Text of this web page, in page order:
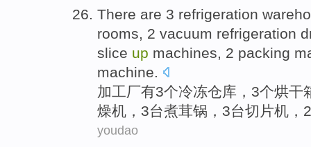
There are 3 refrigeration
rooms, 2 vacuum refrigeration
slice up machines, 2 packing
machine.
加工厂有3个冷冻仓库 ，3个烘干
燥机 ，3台煮茸锅 ，3台切片机 ，
youdao